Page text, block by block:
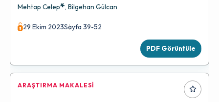
Mehtap Celep*, Bilgehan Gülcan
29 Ekim 2023Sayfa 39-52
PDF Görüntüle
ARAŞTIRMA MAKALESI